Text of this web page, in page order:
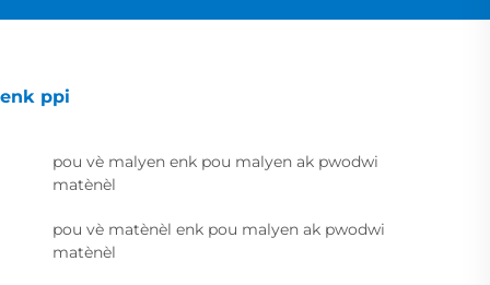
enk ppi
pou vè malyen enk pou malyen ak pwodwi
matènèl
pou vè matènèl enk pou malyen ak pwodwi
matènèl